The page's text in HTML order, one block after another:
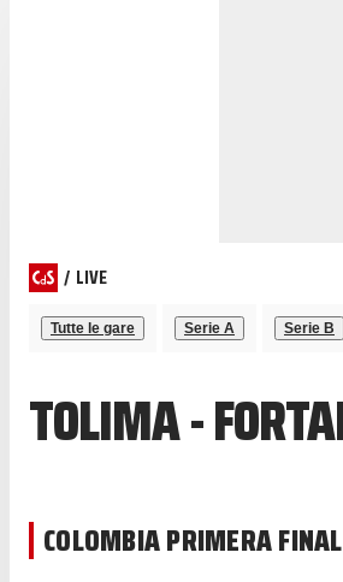
/ LIVE
Tutte le gare Serie A Serie B
TOLIMA -
COLOMBIA PRIMERA